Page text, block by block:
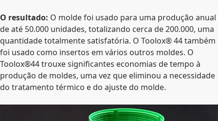
O resultado: O molde foi usado para uma produção anual
de até 50.000 unidades, totalizando cerca de 200.000, uma
quantidade totalmente satisfatória. O Toolox® 44 também
foi usado como insertos em vários outros moldes. O
Toolox®44 trouxe significantes economias de tempo à
produção de moldes, uma vez que eliminou a necessidade
do tratamento térmico e do ajuste do molde.